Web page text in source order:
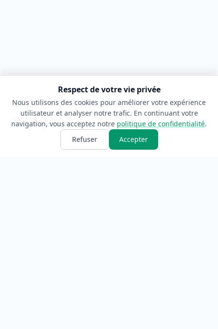
Respect de votre vie privée
Nous utilisons des cookies pour améliorer votre expérience
utilisateur et analyser notre trafic. En continuant votre
navigation, vous acceptez notre politique de confidentialité.
Refuser
Accepter